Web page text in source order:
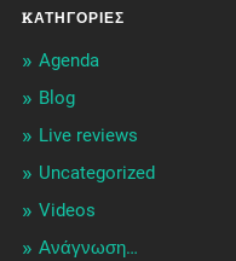
KΑΤΗΓΟΡΊΕΣ
Agenda
Blog
Live reviews
Uncategorized
Videos
Ανάγνωση…